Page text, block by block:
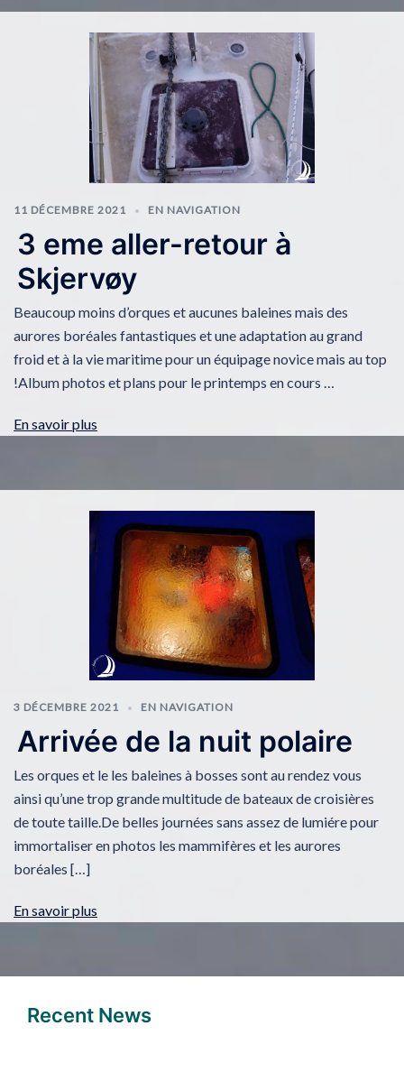
11 DÉCEMBRE 2021 EN NAVIGATION
3 eme aller-retour à
Skjervøy
Beaucoup moins d’orques et aucunes baleines mais des
aurores boréales fantastiques et une adaptation au grand
froid et à la vie maritime pour un équipage novice mais au top
!Album photos et plans pour le printemps en cours …
En savoir plus
3 DÉCEMBRE 2021 EN NAVIGATION
Arrivée de la nuit polaire
Les orques et le les baleines à bosses sont au rendez vous
ainsi qu’une trop grande multitude de bateaux de croisières
de toute taille.De belles journées sans assez de lumiére pour
immortaliser en photos les mammifères et les aurores
boréales […]
En savoir plus
Recent News